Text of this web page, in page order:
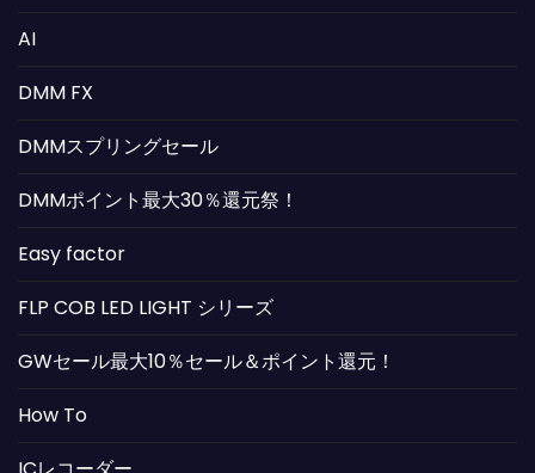
AI
DMM FX
DMMスプリングセール
DMMポイント最大30％還元祭！
Easy factor
FLP COB LED LIGHT シリーズ
GWセール最大10％セール＆ポイント還元！
How To